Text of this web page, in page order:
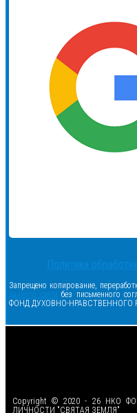
Политика
Запрещено копирование,
данного сайта без письменного
ФОНД ДУХОВНО-
Copyright © 2020 - 26 НКО
ЛИЧНОСТИ "СВЯТАЯ ЗЕМЛЯ"